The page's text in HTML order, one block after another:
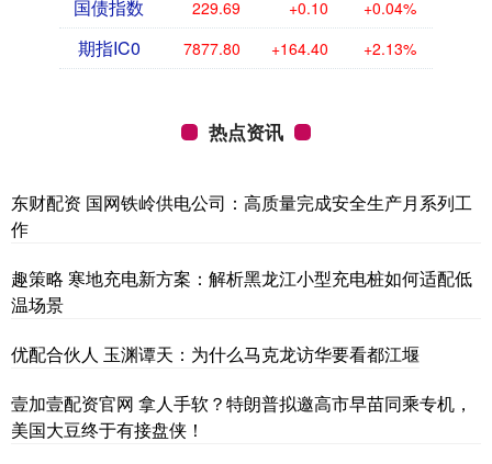
国债指数 229.69 +0.10 +0.04%
期指IC0 7877.80 +164.40 +2.13%
热点资讯
东财配资 国网铁岭供电公司：高质量完成安全生产月系列工
作
趣策略 寒地充电新方案：解析黑龙江小型充电桩如何适配低
温场景
优配合伙人 玉渊谭天：为什么马克龙访华要看都江堰
壹加壹配资官网 拿人手软？特朗普拟邀高市早苗同乘专机，
美国大豆终于有接盘侠！